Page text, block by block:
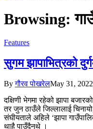
Browsing:
Features
सुगम झापाभित्रको
By गौरव पोखरेलMay 31, 2022
दक्षिणी भेगमा रहेको झापा
तर जुन ठाउँले जिल्लालाई
संघीयताले अहिले ‘झापा
थाहै पाउँदैनथे ।